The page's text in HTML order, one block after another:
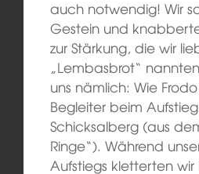
auch notwendig! Wir
Gestein und
zur Stärkung, die wir
„Lembasbrot“
uns nämlich: Wie
Begleiter beim
Schicksalberg (aus
Ringe“). Während
Aufstiegs kletterten